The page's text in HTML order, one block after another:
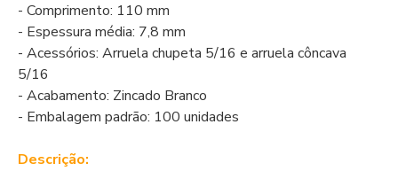
- Comprimento: 110 mm
- Espessura média: 7,8 mm
- Acessórios: Arruela chupeta 5/16 e arruela côncava
5/16
- Acabamento: Zincado Branco
- Embalagem padrão: 100 unidades
Descrição: